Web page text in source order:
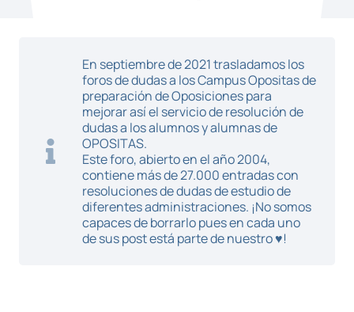
En septiembre de 2021 trasladamos los
foros de dudas a los Campus Opositas de
preparación de Oposiciones para
mejorar así el servicio de resolución de
dudas a los alumnos y alumnas de
OPOSITAS.
Este foro, abierto en el año 2004,
contiene más de 27.000 entradas con
resoluciones de dudas de estudio de
diferentes administraciones. ¡No somos
capaces de borrarlo pues en cada uno
de sus post está parte de nuestro ♥!